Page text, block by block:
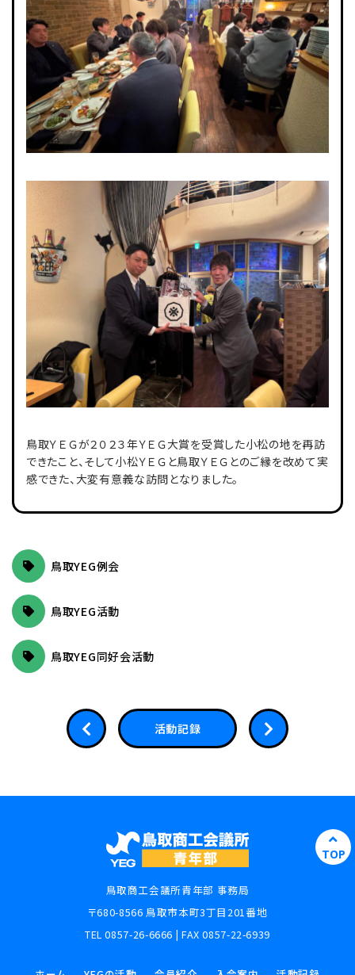
鳥取ＹＥＧが２０２３年ＹＥＧ大賞を受賞した小松の地を再訪
できたこと、そして小松ＹＥＧと鳥取ＹＥＧとのご縁を改めて実
感できた、大変有意義な訪問となりました。
鳥取YEG例会
鳥取YEG活動
鳥取YEG同好会活動
活動記録
鳥取商工会議所青年部 事務局
〒680-8566 鳥取市本町3丁目201番地
TEL 0857-26-6666 | FAX 0857-22-6939
TOP